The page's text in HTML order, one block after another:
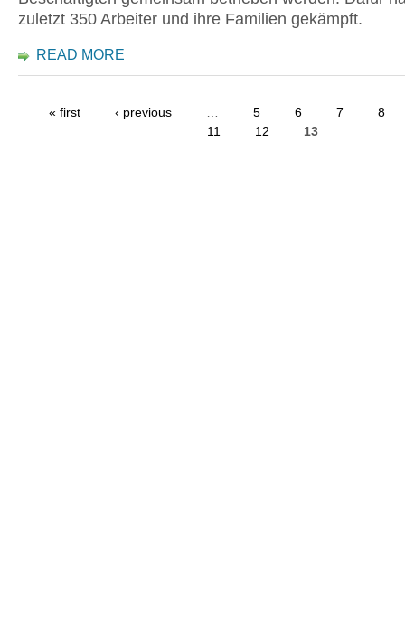
zuletzt 350 Arbeiter und ihre Familien gekämpft.
READ MORE
« first ‹ previous … 5 6 7
8
11
12 13